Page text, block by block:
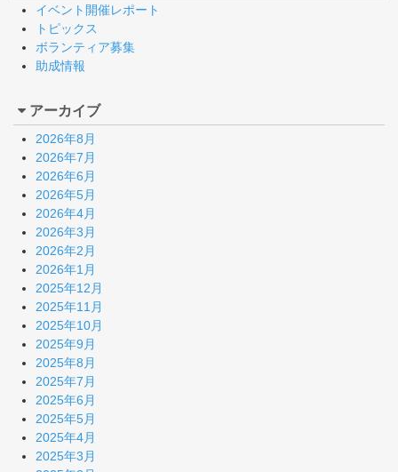
イベント開催レポート
トピックス
ボランティア募集
助成情報
アーカイブ
2026年8月
2026年7月
2026年6月
2026年5月
2026年4月
2026年3月
2026年2月
2026年1月
2025年12月
2025年11月
2025年10月
2025年9月
2025年8月
2025年7月
2025年6月
2025年5月
2025年4月
2025年3月